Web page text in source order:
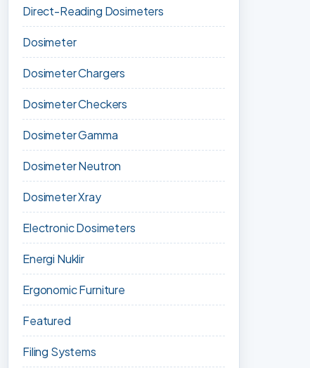
Direct-Reading Dosimeters
Dosimeter
Dosimeter Chargers
Dosimeter Checkers
Dosimeter Gamma
Dosimeter Neutron
Dosimeter Xray
Electronic Dosimeters
Energi Nuklir
Ergonomic Furniture
Featured
Filing Systems